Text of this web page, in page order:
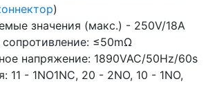
)
значения (макс.) - 250V/18A
сопротивление: ≤50mΩ
напряжение: 1890VAC/50Hz/60s
11 - 1NO1NC, 20 - 2NO, 10 - 1NO,